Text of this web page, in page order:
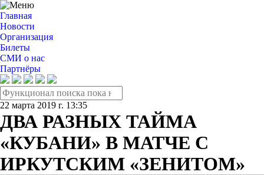
Главная
Новости
Организация
Билеты
СМИ о нас
Партнёры
22 марта 2019 г. 13:35
ДВА РАЗНЫХ ТАЙМА
«КУБАНИ» В МАТЧЕ С
ИРКУТСКИМ «ЗЕНИТОМ»